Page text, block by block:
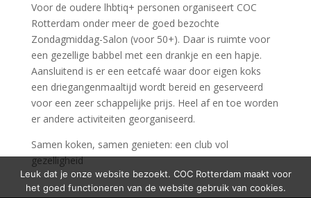
Voor de oudere lhbtiq+ personen organiseert COC
Rotterdam onder meer de goed bezochte
Zondagmiddag-Salon (voor 50+). Daar is ruimte voor
een gezellige babbel met een drankje en een hapje.
Aansluitend is er een eetcafé waar door eigen koks
een driegangenmaaltijd wordt bereid en geserveerd
voor een zeer schappelijke prijs. Heel af en toe worden
er andere activiteiten georganiseerd.
Samen koken, samen genieten: een club vol
gezelligheid
Leuk dat je onze website bezoekt. COC Rotterdam maakt voor
het goed functioneren van de website gebruik van cookies.